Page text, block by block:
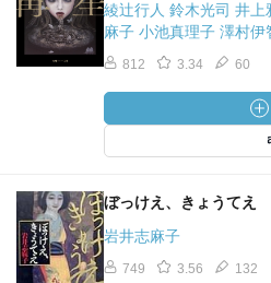
綾辻行人 鈴木光司 井
麻子 小池真理子 澤村伊
812 3.34 60
ぼっけえ、きょうてえ
岩井志麻子
749 3.56 132